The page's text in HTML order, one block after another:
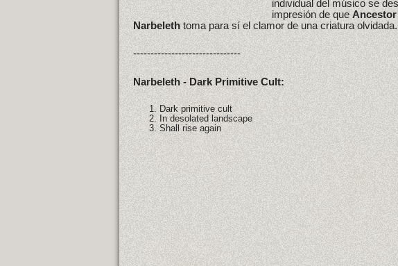
individual del músico se
impresión de queAncestor
Narbelethtoma para sí el clamor de una criatura olvidada.
-------------------------------
Narbeleth - Dark Primitive Cult:
Dark primitive cult
In desolated landscape
Shall rise again